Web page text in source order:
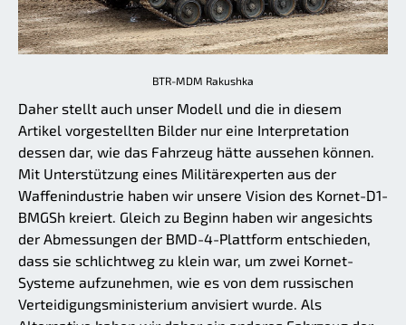
BTR-MDM Rakushka
Daher stellt auch unser Modell und die in diesem
Artikel vorgestellten Bilder nur eine Interpretation
dessen dar, wie das Fahrzeug hätte aussehen können.
Mit Unterstützung eines Militärexperten aus der
Waffenindustrie haben wir unsere Vision des Kornet-D1-
BMGSh kreiert. Gleich zu Beginn haben wir angesichts
der Abmessungen der BMD-4-Plattform entschieden,
dass sie schlichtweg zu klein war, um zwei Kornet-
Systeme aufzunehmen, wie es von dem russischen
Verteidigungsministerium anvisiert wurde. Als